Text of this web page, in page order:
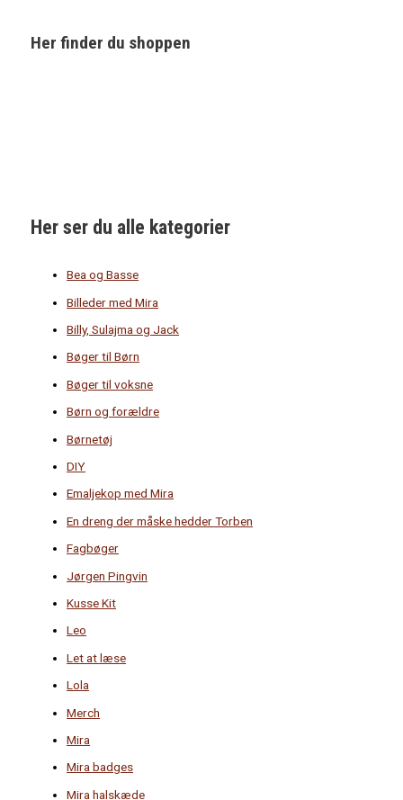
Her finder du shoppen
Her ser du alle kategorier
Bea og Basse
Billeder med Mira
Billy, Sulajma og Jack
Bøger til Børn
Bøger til voksne
Børn og forældre
Børnetøj
DIY
Emaljekop med Mira
En dreng der måske hedder Torben
Fagbøger
Jørgen Pingvin
Kusse Kit
Leo
Let at læse
Lola
Merch
Mira
Mira badges
Mira halskæde